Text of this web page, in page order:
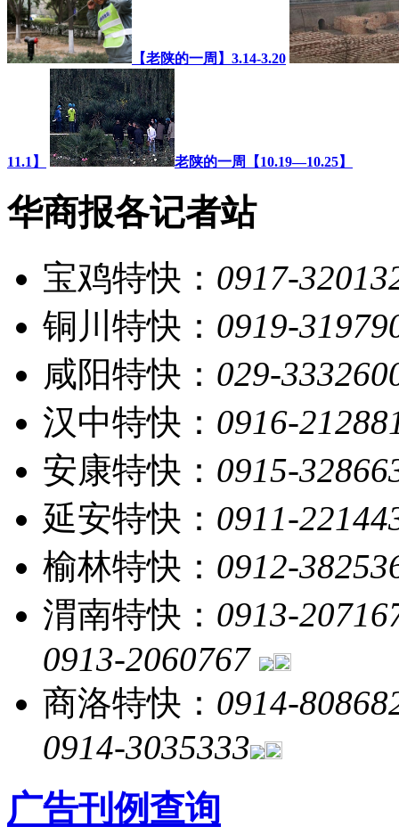
【老陕的一周】3.14-3.20
11.1】 老陕的一周【10.19—10.25】
华商报各记者站
宝鸡特快： 0917-
铜川特快： 0919-
咸阳特快： 029-
汉中特快： 0916-
安康特快： 0915-
延安特快： 0911-
榆林特快： 0912-
渭南特快： 0913-
0913-2060767
商洛特快： 0914-
0914-3035333
广告刊例查询